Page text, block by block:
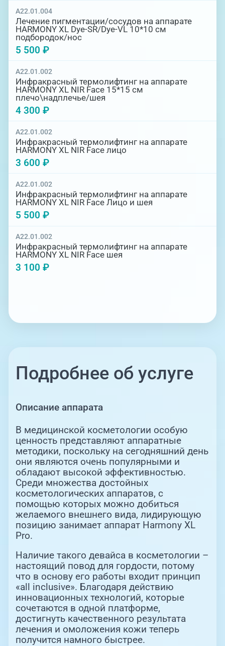
A22.01.004
Лечение пигментации/сосудов на аппарате
HARMONY XL Dye-SR/Dye-VL 10*10 см
подбородок/нос
5 500 ₽
A22.01.002
Инфракрасный термолифтинг на аппарате
HARMONY XL NIR Face 15*15 см
плечо\надплечье/шея
4 300 ₽
A22.01.002
Инфракрасный термолифтинг на аппарате
HARMONY XL NIR Face лицо
3 600 ₽
A22.01.002
Инфракрасный термолифтинг на аппарате
HARMONY XL NIR Face Лицо и шея
5 500 ₽
A22.01.002
Инфракрасный термолифтинг на аппарате
HARMONY XL NIR Face шея
3 100 ₽
Подробнее об услуге
Описание аппарата
В медицинской косметологии особую
ценность представляют аппаратные
методики, поскольку на сегодняшний день
они являются очень популярными и
обладают высокой эффективностью.
Среди множества достойных
косметологических аппаратов, с
помощью которых можно добиться
желаемого внешнего вида, лидирующую
позицию занимает аппарат Harmony XL
Pro.
Наличие такого девайса в косметологии –
настоящий повод для гордости, потому
что в основу его работы входит принцип
«all inclusive». Благодаря действию
инновационных технологий, которые
сочетаются в одной платформе,
достигнуть качественного результата
лечения и омоложения кожи теперь
получится намного быстрее.